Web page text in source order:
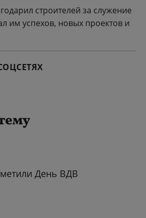
строителей за служение
им успехов, новых проектов и
День ВДВ